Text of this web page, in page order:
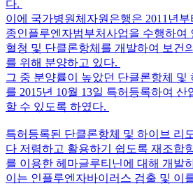
다.
이에 국가병원체자원은행은 2011년부
종인플루엔자범부처사업을 수행하여
혈청 및 단클론항체를 개발하여 보건
를 위해 분양하고 있다.
그 중 분양률이 높았던 단클론항체 및
를 2015년 10월 13일 특허등록하여 산
할 수 있도록 하였다.
특허등록된 단클론항체 및 하이브 리
다 저렴하고 활용하기 쉽도록 재조합
를 이용한 헤마글루티닌에 대해 개발
이는 인플루엔자바이러스 검출 및 이